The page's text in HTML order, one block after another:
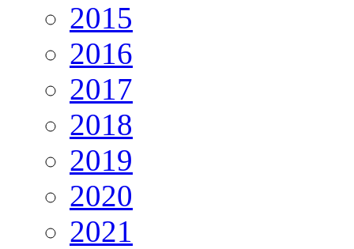
2015
2016
2017
2018
2019
2020
2021